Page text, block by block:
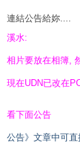
連結公告給妳....
溪水:
相片要放在相簿,
現在UDN已改在
看下面公告
公告》文章中可